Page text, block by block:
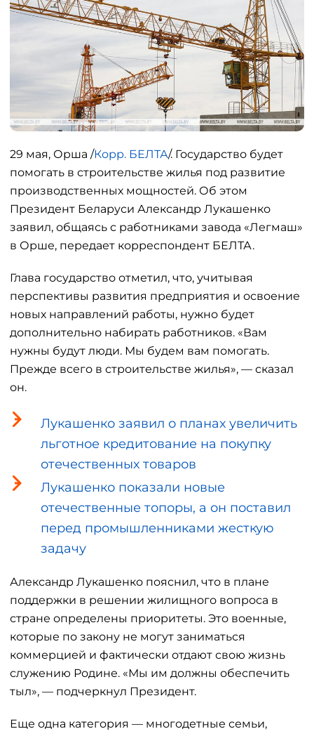
29 мая, Орша /Корр. БЕЛТА/. Государство будет
помогать в строительстве жилья под развитие
производственных мощностей. Об этом
Президент Беларуси Александр Лукашенко
заявил, общаясь с работниками завода «Легмаш»
в Орше, передает корреспондент БЕЛТА.
Глава государство отметил, что, учитывая
перспективы развития предприятия и освоение
новых направлений работы, нужно будет
дополнительно набирать работников. «Вам
нужны будут люди. Мы будем вам помогать.
Прежде всего в строительстве жилья», — сказал
он.
Лукашенко заявил о планах увеличить
льготное кредитование на покупку
отечественных товаров
Лукашенко показали новые
отечественные топоры, а он поставил
перед промышленниками жесткую
задачу
Александр Лукашенко пояснил, что в плане
поддержки в решении жилищного вопроса в
стране определены приоритеты. Это военные,
которые по закону не могут заниматься
коммерцией и фактически отдают свою жизнь
служению Родине. «Мы им должны обеспечить
тыл», — подчеркнул Президент.
Еще одна категория — многодетные семьи,